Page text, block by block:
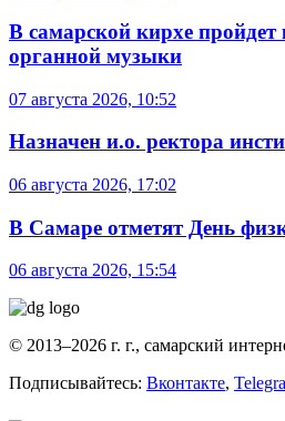
В самарской кирхе
органной музыки
07 августа 2026, 10:52
Назначен и.о. ректора
06 августа 2026, 17:02
В Самаре отметят День
06 августа 2026, 15:54
© 2013–2026 г. г., самарский
Подписывайтесь: Вконтакте,